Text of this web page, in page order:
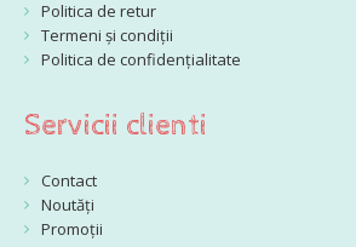
Politica de retur
Termeni și condiții
Politica de confidențialitate
Servicii clienti
Contact
Noutăți
Promoții